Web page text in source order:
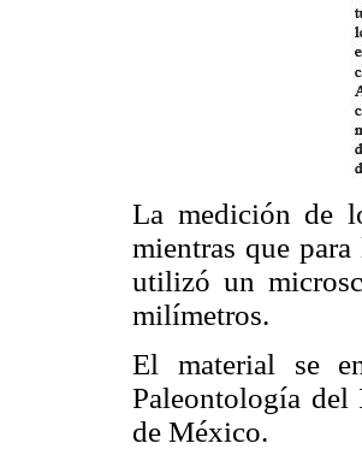
La medición de
mientras que
utilizó un
milímetros.
El material se
Paleontología
de México.